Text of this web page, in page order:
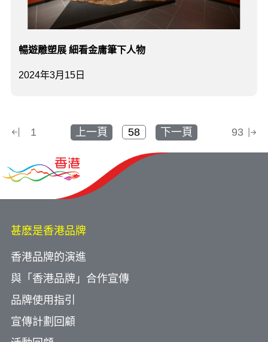
2024年3月15日
暢遊雕塑展 細看金庸筆下人物
1 上一頁 下一頁 93
甚麽是香港品牌
香港品牌的演進
與「香港品牌」合作宣傳
品牌使用指引
宣傳計劃回顧